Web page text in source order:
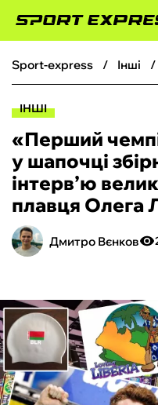
ФУТБОЛ
БОКС
ХОКЕЙ
ТЕНІС
КІБЕРСПОРТ
ЧС-2026
ФУТЗАЛ
sport-express інші
ІНШІ
«Перший
у шапочці
інтерв’ю
плавця Олега
Дмитро Вєнков